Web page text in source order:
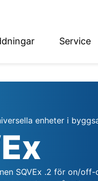
Service
enheter i
SQVEx .2 för on/